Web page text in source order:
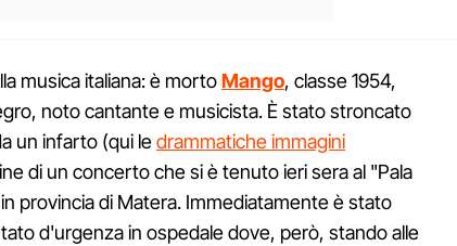
musica italiana: è mortoMango, classe 1954,
noto cantante e musicista. È stato stroncato
un infarto (qui ledrammatiche immagini
di un concerto che si è tenuto ieri sera al "Pala
provincia di Matera. Immediatamente è stato
d'urgenza in ospedale dove, però, stando alle